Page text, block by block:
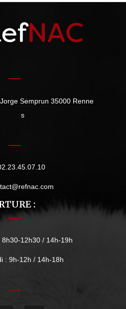
Semprun 35000 Renne
s
:
8h30-12h30 / 14h-19h
: 9h-12h / 14h-18h